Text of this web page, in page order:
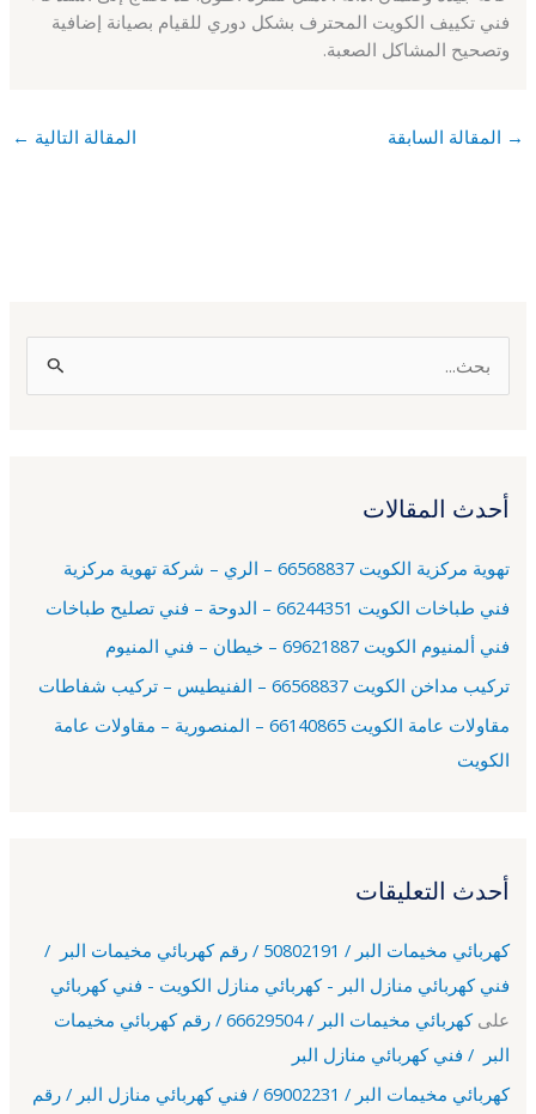
فني تكييف الكويت المحترف بشكل دوري للقيام بصيانة إضافية
وتصحيح المشاكل الصعبة.
→ المقالة السابقة المقالة التالية ←
ل
ث
ن
:
أحدث المقالات
تهوية مركزية الكويت 66568837 – الري – شركة تهوية مركزية
فني طباخات الكويت 66244351 – الدوحة – فني تصليح طباخات
فني ألمنيوم الكويت 69621887 – خيطان – فني المنيوم
تركيب مداخن الكويت 66568837 – الفنيطيس – تركيب شفاطات
مقاولات عامة الكويت 66140865 – المنصورية – مقاولات عامة
الكويت
أحدث التعليقات
كهربائي مخيمات البر / 50802191 / رقم كهربائي مخيمات البر /
فني كهربائي منازل البر - كهربائي منازل الكويت - فني كهربائي
على
كهربائي مخيمات البر / 66629504 / رقم كهربائي مخيمات
البر / فني كهربائي منازل البر
كهربائي مخيمات البر / 69002231 / فني كهربائي منازل البر / رقم